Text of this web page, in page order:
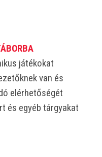
játékokat
van és
elérhetőségét
és egyéb tárgyakat